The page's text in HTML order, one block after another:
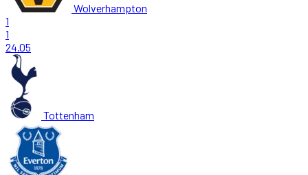
Wolverhampton
1
1
24.05
Tottenham